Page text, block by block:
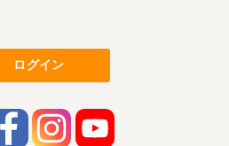
寧で分かりやすく、急な要望に
き非常に助かりました。
ログイン